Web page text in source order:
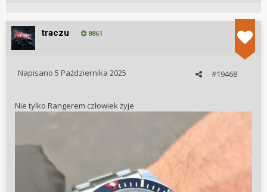
traczu 8861
#19468
Napisano 5 Października 2025
Nie tylko Rangerem człowiek żyje